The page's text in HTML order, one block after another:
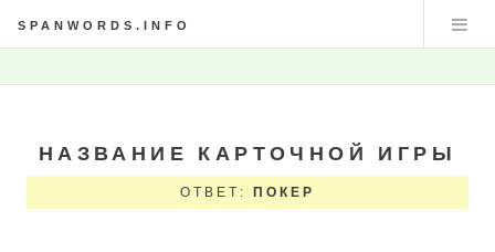
SPANWORDS.INFO
НАЗВАНИЕ КАРТОЧНОЙ ИГРЫ
ОТВЕТ: ПОКЕР